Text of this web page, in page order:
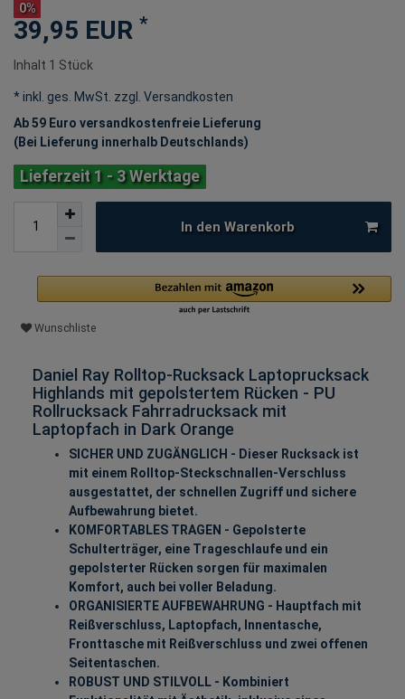
0%
39,95 EUR *
Inhalt 1 Stück
* inkl. ges. MwSt. zzgl.
Versandkosten
Ab 59 Euro versandkostenfreie Lieferung
(Bei Lieferung innerhalb Deutschlands)
Lieferzeit 1 - 3 Werktage
In den Warenkorb
Wunschliste
Daniel Ray Rolltop-Rucksack Laptoprucksack
Highlands mit gepolstertem Rücken - PU
Rollrucksack Fahrradrucksack mit
Laptopfach in Dark Orange
SICHER UND ZUGÄNGLICH - Dieser Rucksack ist
mit einem Rolltop-Steckschnallen-Verschluss
ausgestattet, der schnellen Zugriff und sichere
Aufbewahrung bietet.
KOMFORTABLES TRAGEN - Gepolsterte
Schulterträger, eine Trageschlaufe und ein
gepolsterter Rücken sorgen für maximalen
Komfort, auch bei voller Beladung.
ORGANISIERTE AUFBEWAHRUNG - Hauptfach mit
Reißverschluss, Laptopfach, Innentasche,
Fronttasche mit Reißverschluss und zwei offenen
Seitentaschen.
ROBUST UND STILVOLL - Kombiniert